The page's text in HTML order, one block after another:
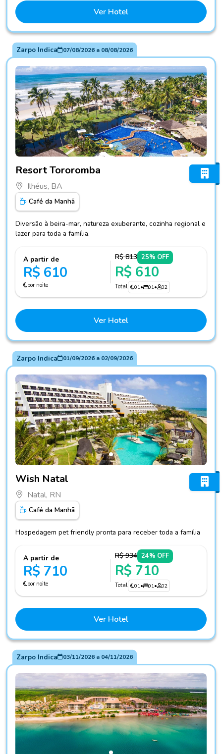
Ver Hotel
Zarpo Indica 07/08/2026a 08/08/2026
Resort Tororomba
Ilhéus, BA
Café da Manhã
Diversão à beira-mar, natureza exuberante, cozinha regional e
lazer para toda a família.
A partir de
R$ 610
por noite
R$ 813 25% OFF
R$ 610
Total 01• 01• 02
Ver Hotel
Zarpo Indica 01/09/2026a 02/09/2026
Wish Natal
Natal, RN
Café da Manhã
Hospedagem pet friendly pronta para receber toda a família
A partir de
R$ 710
por noite
R$ 934 24% OFF
R$ 710
Total 01• 01• 02
Ver Hotel
Zarpo Indica 03/11/2026a 04/11/2026